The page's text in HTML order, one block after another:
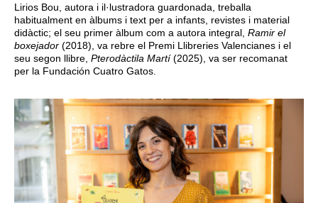
Lirios Bou, autora i il·lustradora guardonada, treballa
habitualment en àlbums i text per a infants, revistes i material
didàctic; el seu primer àlbum com a autora integral, Ramir el
boxejador (2018), va rebre el Premi Llibreries Valencianes i el
seu segon llibre, Pterodàctila Martí(2025), va ser recomanat
per la Fundación Cuatro Gatos.